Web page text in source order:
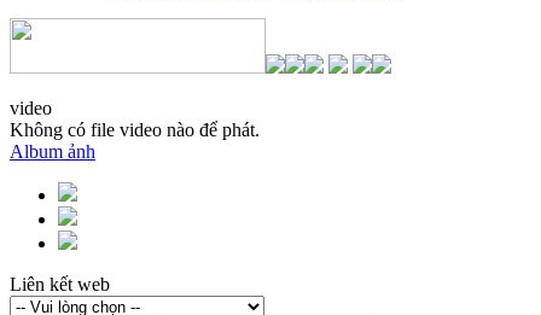
video
Không có file video nào để phát.
Album ảnh
Liên kết web